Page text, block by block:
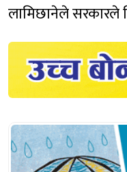
लामिछानेले सरकारले